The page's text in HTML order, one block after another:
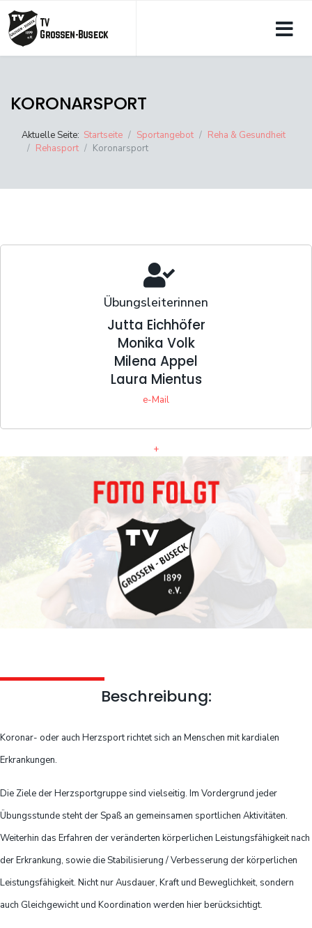
KORONARSPORT
Aktuelle Seite: Startseite Sportangebot
Reha & Gesundheit
Rehasport
Koronarsport
Übungsleiterinnen
Jutta Eichhöfer
Monika Volk
Milena Appel
Laura Mientus
e-Mail
+
Beschreibung:
Koronar- oder auch Herzsport richtet sich an Menschen mit kardialen
Erkrankungen.
Die Ziele der Herzsportgruppe sind vielseitig. Im Vordergrund jeder
Übungsstunde steht der Spaß an gemeinsamen sportlichen Aktivitäten.
Weiterhin das Erfahren der veränderten körperlichen Leistungsfähigkeit nach
der Erkrankung, sowie die Stabilisierung / Verbesserung der körperlichen
Leistungsfähigkeit. Nicht nur Ausdauer, Kraft und Beweglichkeit, sondern
auch Gleichgewicht und Koordination werden hier berücksichtigt.